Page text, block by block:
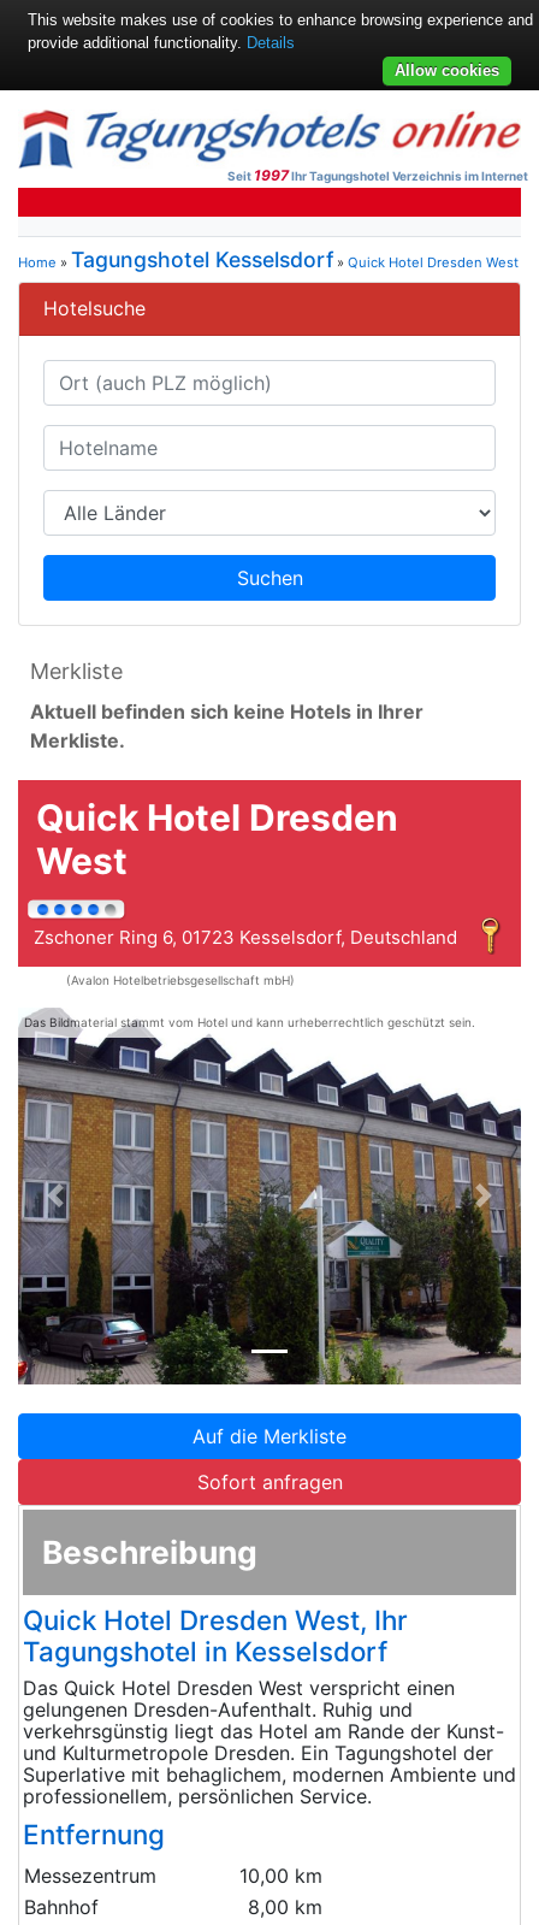
Seit 1997Ihr Tagungshotel Verzeichnis im Internet
Home » Tagungshotel Kesselsdorf » Quick Hotel Dresden West
Hotelsuche
Suchen
Merkliste
Aktuell befinden sich keine Hotels in Ihrer
Merkliste.
Quick Hotel Dresden
West
Zschoner Ring 6, 01723 Kesselsdorf, Deutschland
(Avalon Hotelbetriebsgesellschaft mbH)
Das Bildmaterial stammt vom Hotel und kann urheberrechtlich geschützt sein.
Zurück
Auf die Merkliste
Sofort anfragen
Beschreibung
Quick Hotel Dresden West, Ihr
Tagungshotel in Kesselsdorf
Das Quick Hotel Dresden West verspricht einen
gelungenen Dresden-Aufenthalt. Ruhig und
verkehrsgünstig liegt das Hotel am Rande der Kunst-
und Kulturmetropole Dresden. Ein Tagungshotel der
Superlative mit behaglichem, modernen Ambiente und
professionellem, persönlichen Service.
Entfernung
Messezentrum
10,00 km
Bahnhof
8,00 km
This website makes use of cookies to enhance browsing experience and
provide additional functionality. Details
Allow cookies